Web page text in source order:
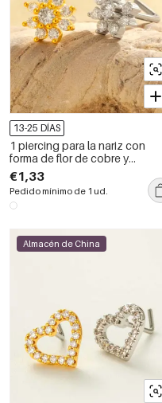
13-25 DÍAS
1 piercing para la nariz con
forma de flor de cobre y
circonita color dorado para
mujer
€1,33
Pedido mínimo de 1 ud.
Almacén de China